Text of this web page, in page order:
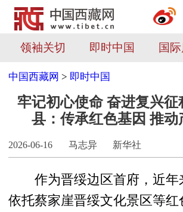
领袖关切 即时中国 国
中国西藏网 > 即时中国
牢记初心使命 奋进复兴征
县：传承红色基因 推动
2026-06-16 马志异 新华社
作为晋绥边区首府，近年
依托蔡家崖晋绥文化景区等红